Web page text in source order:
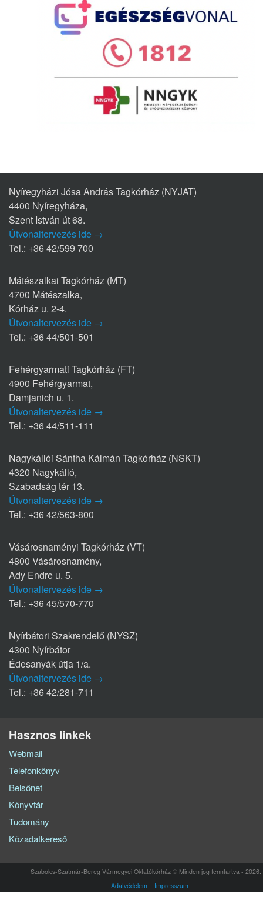
Nyíregyházi Jósa András Tagkórház (NYJAT)
4400 Nyíregyháza,
Szent István út 68.
Útvonaltervezés ide →
Tel.: +36 42/599 700
Mátészalkai Tagkórház (MT)
4700 Mátészalka,
Kórház u. 2-4.
Útvonaltervezés ide →
Tel.: +36 44/501-501
Fehérgyarmati Tagkórház (FT)
4900 Fehérgyarmat,
Damjanich u. 1.
Útvonaltervezés ide →
Tel.: +36 44/511-111
Nagykállói Sántha Kálmán Tagkórház (NSKT)
4320 Nagykálló,
Szabadság tér 13.
Útvonaltervezés ide →
Tel.: +36 42/563-800
Vásárosnaményi Tagkórház (VT)
4800 Vásárosnamény,
Ady Endre u. 5.
Útvonaltervezés ide →
Tel.: +36 45/570-770
Nyírbátori Szakrendelő (NYSZ)
4300 Nyírbátor
Édesanyák útja 1/a.
Útvonaltervezés ide →
Tel.: +36 42/281-711
Hasznos linkek
Webmail
Telefonkönyv
Belsőnet
Könyvtár
Tudomány
Közadatkereső
Szabolcs-Szatmár-Bereg Vármegyei Oktatókórház © Minden jog fenntartva - 2026.
Adatvédelem
Impresszum